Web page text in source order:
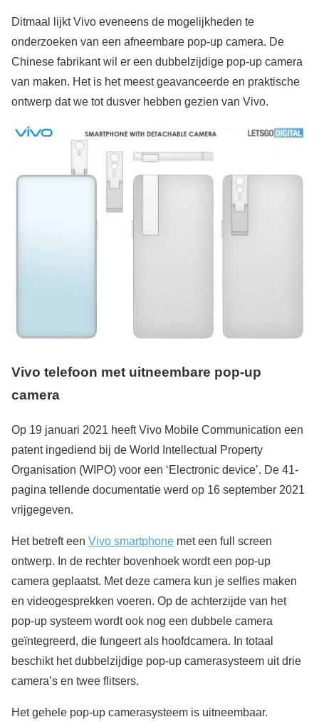
Ditmaal lijkt Vivo eveneens de mogelijkheden te
onderzoeken van een afneembare pop-up camera. De
Chinese fabrikant wil er een dubbelzijdige pop-up camera
van maken. Het is het meest geavanceerde en praktische
ontwerp dat we tot dusver hebben gezien van Vivo.
Vivo telefoon met uitneembare pop-up
camera
Op 19 januari 2021 heeft Vivo Mobile Communication een
patent ingediend bij de World Intellectual Property
Organisation (WIPO) voor een ‘Electronic device’. De 41-
pagina tellende documentatie werd op 16 september 2021
vrijgegeven.
Het betreft een Vivo smartphone met een full screen
ontwerp. In de rechter bovenhoek wordt een pop-up
camera geplaatst. Met deze camera kun je selfies maken
en videogesprekken voeren. Op de achterzijde van het
pop-up systeem wordt ook nog een dubbele camera
geïntegreerd, die fungeert als hoofdcamera. In totaal
beschikt het dubbelzijdige pop-up camerasysteem uit drie
camera’s en twee flitsers.
Het gehele pop-up camerasysteem is uitneembaar.